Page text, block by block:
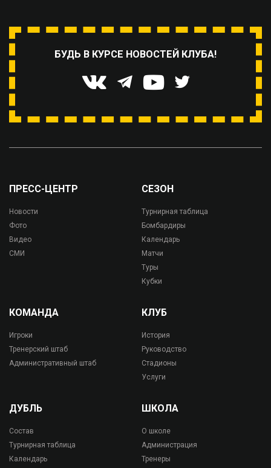
БУДЬ В КУРСЕ НОВОСТЕЙ КЛУБА!
ПРЕСС-ЦЕНТР
Новости
Фото
Видео
СМИ
СЕЗОН
Турнирная таблица
Бомбардиры
Календарь
Матчи
Туры
Кубки
КОМАНДА
Игроки
Тренерский штаб
Административный штаб
КЛУБ
История
Руководство
Стадионы
Услуги
ДУБЛЬ
Состав
Турнирная таблица
Календарь
ШКОЛА
О школе
Администрация
Тренеры